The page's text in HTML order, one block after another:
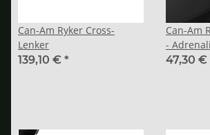
Can-Am Ryker Cross-
Lenker
139,10 € *
Can-Am
-
47,30 €